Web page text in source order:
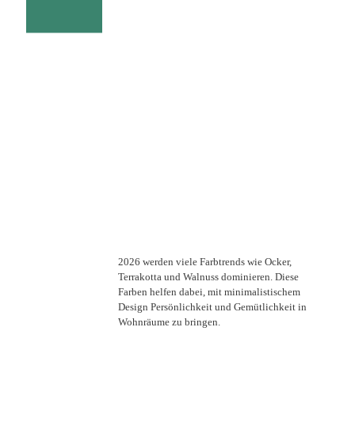
2026 werden viele Farbtrends wie Ocker,
Terrakotta und Walnuss dominieren. Diese
Farben helfen dabei, mit minimalistischem
Design Persönlichkeit und Gemütlichkeit in
Wohnräume zu bringen.